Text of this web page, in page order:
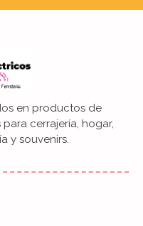
en productos de
cerrajería, hogar,
y souvenirs.